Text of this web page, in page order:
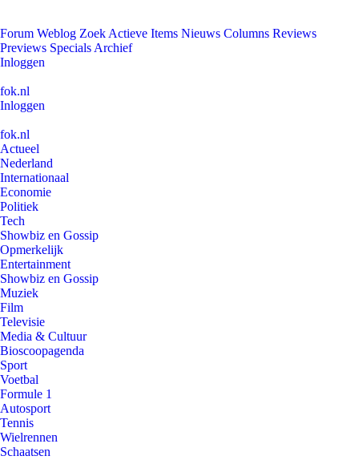
Forum Weblog Zoek Actieve Items Nieuws Columns Reviews
Previews Specials Archief
Inloggen
fok.nl
Inloggen
fok.nl
Actueel
Nederland
Internationaal
Economie
Politiek
Tech
Showbiz en Gossip
Opmerkelijk
Entertainment
Showbiz en Gossip
Muziek
Film
Televisie
Media & Cultuur
Bioscoopagenda
Sport
Voetbal
Formule 1
Autosport
Tennis
Wielrennen
Schaatsen